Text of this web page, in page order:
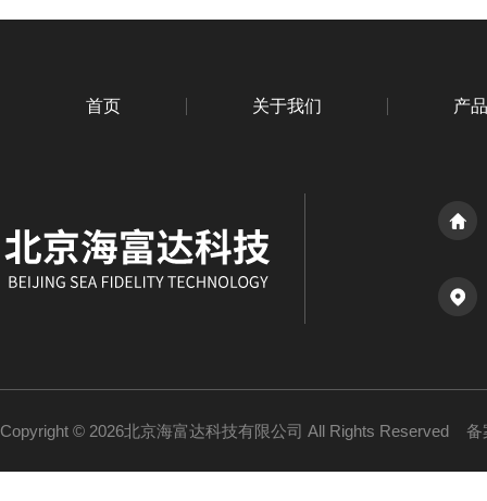
首页 关于我们 产
Copyright © 2026北京海富达科技有限公司 All Rights Reserved 备